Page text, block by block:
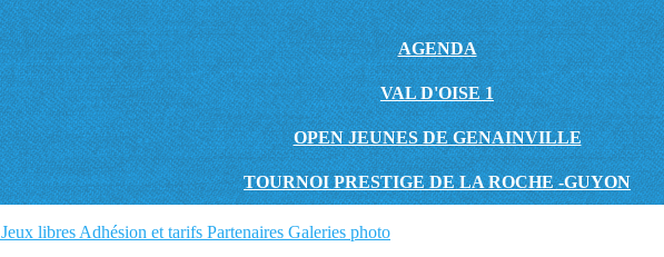
AGENDA
VAL D'OISE 1
OPEN JEUNES DE GENAINVILLE
TOURNOI PRESTIGE DE LA ROCHE -GUYON
Jeux libres Adhésion et tarifs Partenaires Galeries photo